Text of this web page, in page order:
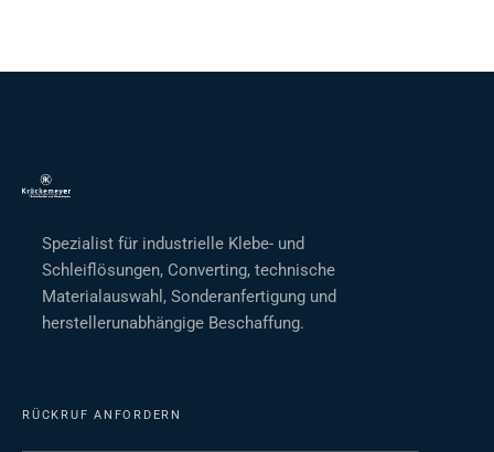
Spezialist für industrielle Klebe- und
Schleiflösungen, Converting, technische
Materialauswahl, Sonderanfertigung und
herstellerunabhängige Beschaffung.
RÜCKRUF ANFORDERN